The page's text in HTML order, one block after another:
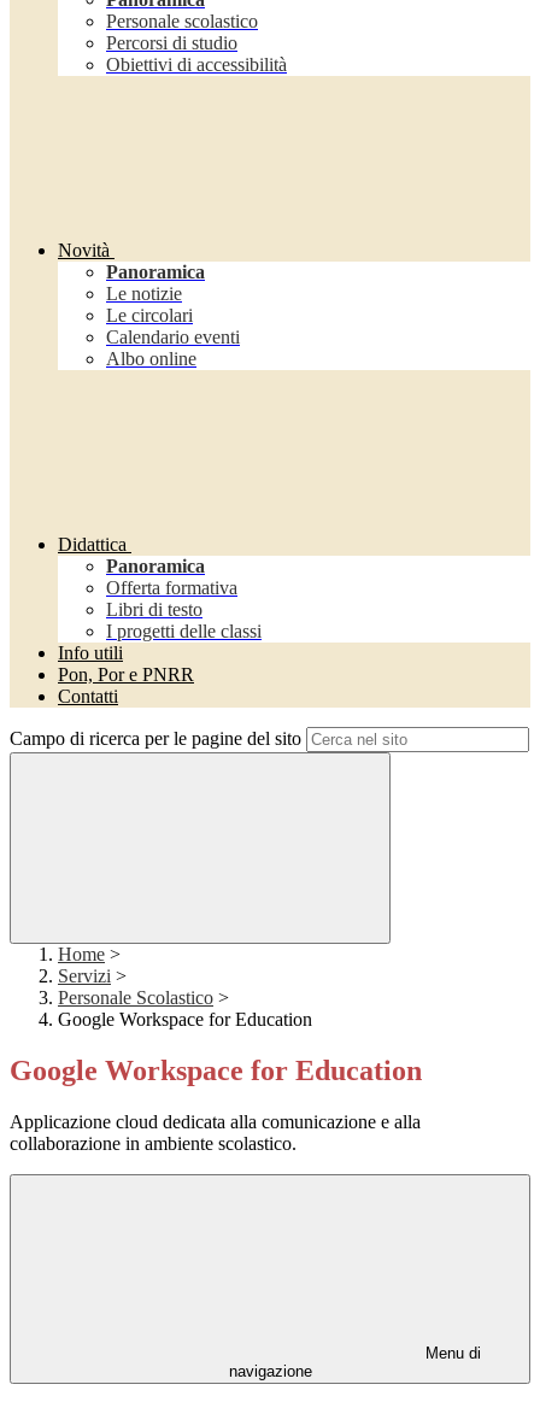
Personale scolastico
Percorsi di studio
Obiettivi di accessibilità
Novità
Panoramica
Le notizie
Le circolari
Calendario eventi
Albo online
Didattica
Panoramica
Offerta formativa
Libri di testo
I progetti delle classi
Info utili
Pon, Por e PNRR
Contatti
Campo di ricerca per le pagine del sito
Home >
Servizi >
Personale Scolastico >
Google Workspace for Education
Google Workspace for Education
Applicazione cloud dedicata alla comunicazione e alla
collaborazione in ambiente scolastico.
Menu di
navigazione